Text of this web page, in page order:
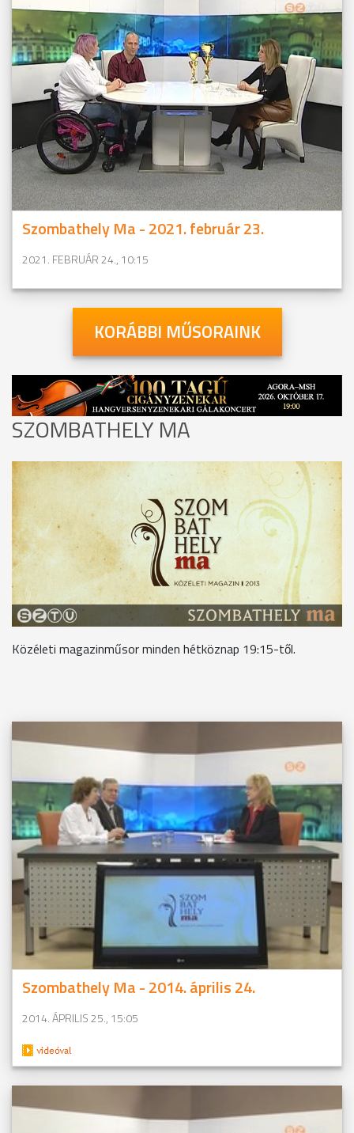
Szombathely Ma - 2021. február 23.
2021. FEBRUÁR 24., 10:15
KORÁBBI MŰSORAINK
SZOMBATHELY MA
Közéleti magazinműsor minden hétköznap 19:15-től.
Szombathely Ma - 2014. április 24.
2014. ÁPRILIS 25., 15:05